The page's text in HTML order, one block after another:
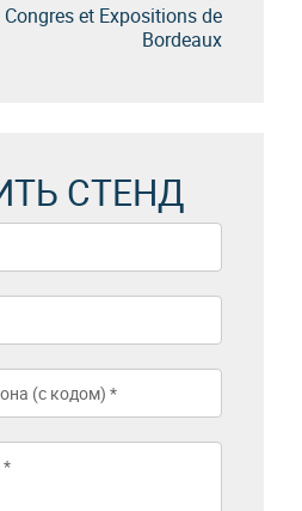
Congres et Expositions de
Bordeaux
СТЕНД